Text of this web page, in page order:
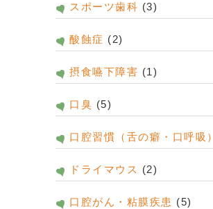
スポーツ歯科 (3)
酸蝕症 (2)
摂食嚥下障害 (1)
口臭 (5)
口腔習慣（舌の癖・口呼吸）
ドライマウス (2)
口腔がん・粘膜疾患 (5)